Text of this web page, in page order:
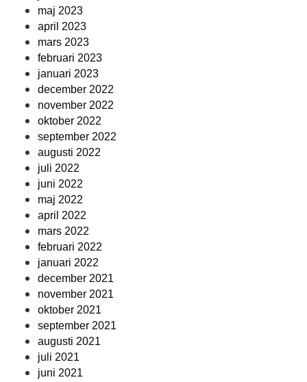
maj 2023
april 2023
mars 2023
februari 2023
januari 2023
december 2022
november 2022
oktober 2022
september 2022
augusti 2022
juli 2022
juni 2022
maj 2022
april 2022
mars 2022
februari 2022
januari 2022
december 2021
november 2021
oktober 2021
september 2021
augusti 2021
juli 2021
juni 2021